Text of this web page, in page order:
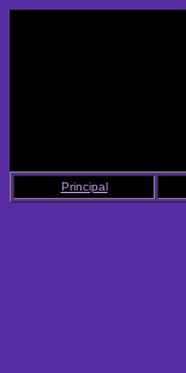
Principal